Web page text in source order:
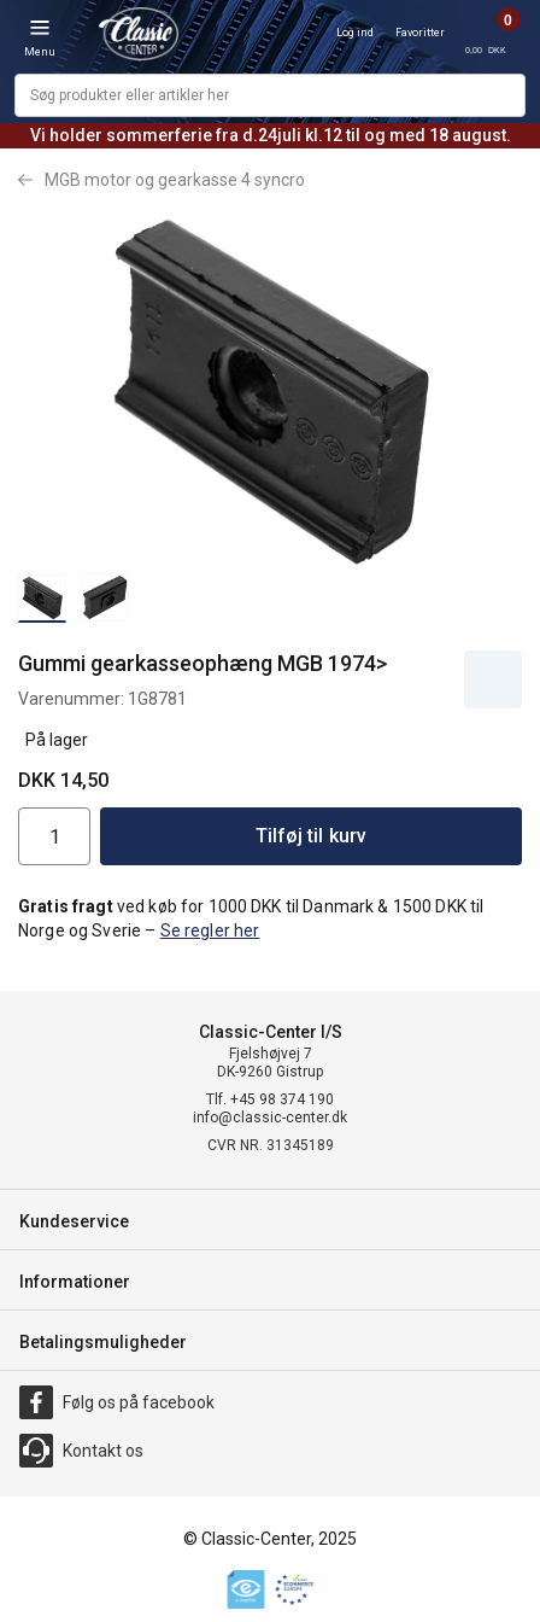
Vi holder sommerferie fra d.24juli kl.12 til og med 18 august.
Menu
Log ind Favoritter
0
0,00 DKK
MGB motor og gearkasse 4 syncro
Gummi gearkasseophæng MGB 1974>
Varenummer: 1G8781
På lager
DKK 14,50
Tilføj til kurv
Gratis fragtved køb for 1000 DKK til Danmark & 1500 DKK til
Norge og Sverie – Se regler her
Classic-Center I/S
Fjelshøjvej 7
DK-9260 Gistrup
Tlf. +45 98 374 190
info@classic-center.dk
CVR NR. 31345189
Kundeservice
Informationer
Betalingsmuligheder
Følg os på facebook
Kontakt os
© Classic-Center, 2025